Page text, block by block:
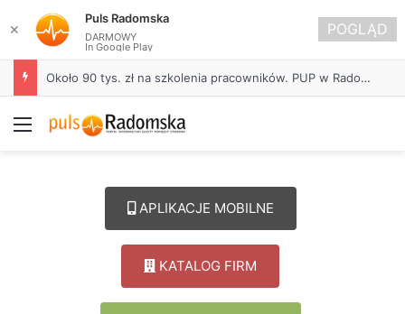
Około 90 tys. zł na szkolenia pracowników. PUP w Radomsku ogłasza nabór wniosków
Menu
APLIKACJE MOBILNE
KATALOG FIRM
✕
Puls Radomska
DARMOWY
In Google Play
POGLĄD